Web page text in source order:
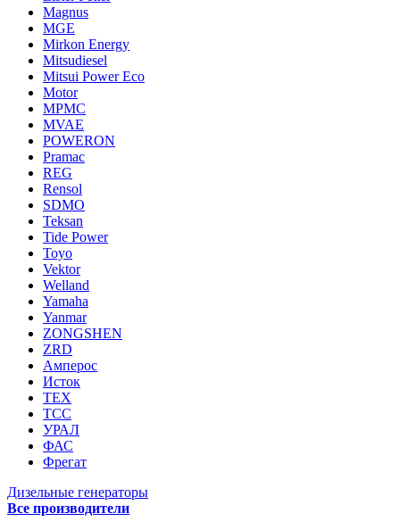
Magnus
MGE
Mirkon Energy
Mitsudiesel
Mitsui Power Eco
Motor
MPMC
MVAE
POWERON
Pramac
REG
Rensol
SDMO
Teksan
Tide Power
Toyo
Vektor
Welland
Yamaha
Yanmar
ZONGSHEN
ZRD
Амперос
Исток
ТЕХ
ТСС
УРАЛ
ФАС
Фрегат
Дизельные генераторы
Все производители